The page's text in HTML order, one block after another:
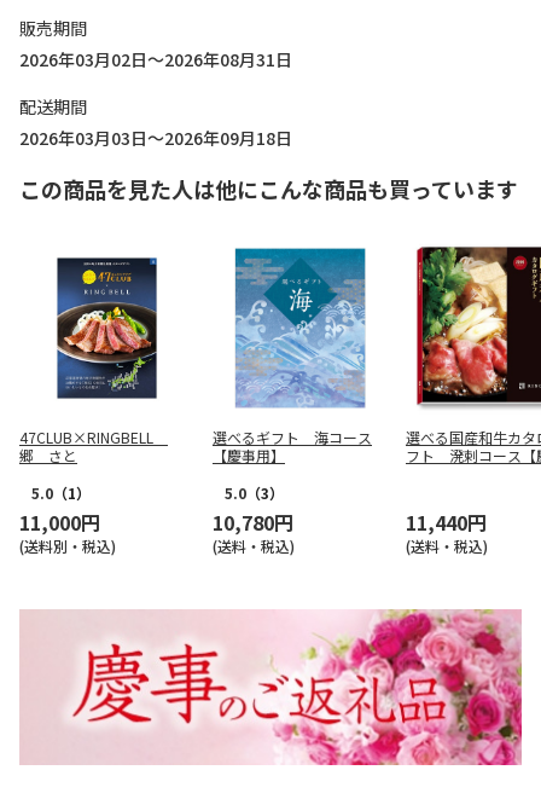
販売期間
2026年03月02日～2026年08月31日
配送期間
2026年03月03日～2026年09月18日
この商品を見た人は他にこんな商品も買っています
47CLUB×RINGBELL
郷 さと
5.0 （1）
11,000円
(送料別・税込)
選べるギフト 海コース
【慶事用】
5.0 （3）
10,780円
(送料・税込)
選べる国産和牛カタ
フト 溌剌コース【
11,440円
(送料・税込)